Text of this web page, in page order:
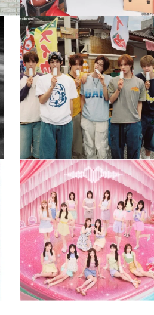
musicjapantv
💡8月特番放送決定！
...
8月 4
6 0
musicjapantv
💡8月特番放送決定！
...
8月 4
2 0